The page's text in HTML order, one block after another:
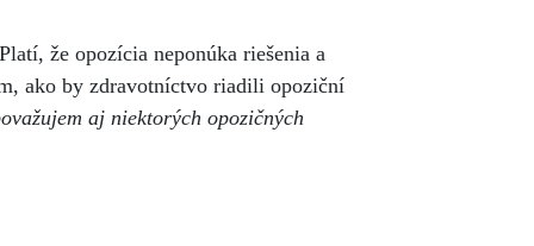
že opozícia neponúka riešenia a
ako by zdravotníctvo riadili opoziční
aj niektorých opozičných